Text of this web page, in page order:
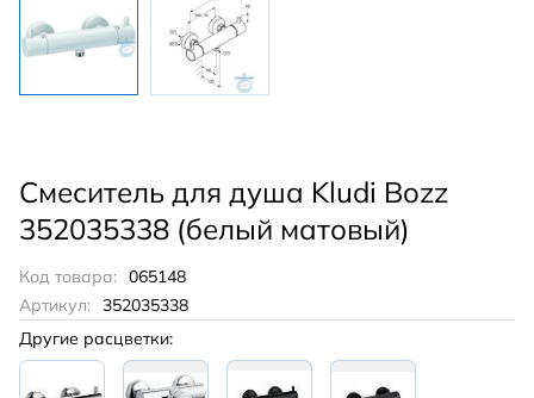
Смеситель для душа Kludi Bozz
352035338 (белый матовый)
Код товара: 065148
Артикул: 352035338
Другие расцветки: